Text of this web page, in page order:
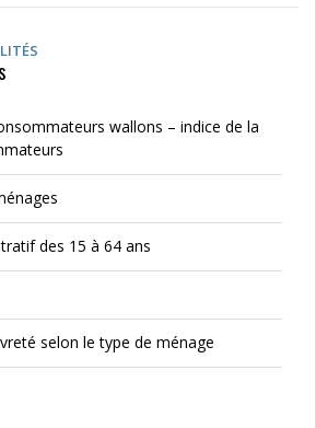
wallons – indice de la
des 15 à 64 ans
selon le type de ménage